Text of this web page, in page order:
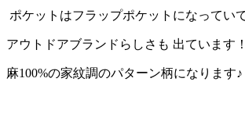
ポケットはフラップポケットになってい
アウトドアブランドらしさも 出ています！
麻100%の家紋調のパターン柄になります♪